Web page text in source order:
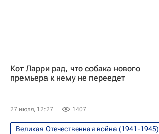
Кот Ларри рад, что собака нового
премьера к нему не переедет
27 июля, 12:27 1407
Великая Отечественная война (1941-1945)